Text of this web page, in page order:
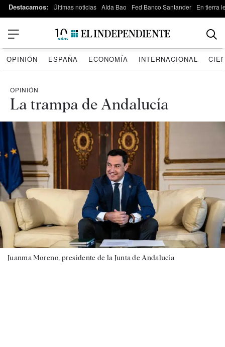
Destacamos: Últimas noticias Aída Bao Fed Banco Santander En tierra
OPINIÓN ESPAÑA ECONOMÍA INTERNACIONAL
OPINIÓN
La trampa de Andalucía
Juanma Moreno, presidente de la Junta de Andalucía